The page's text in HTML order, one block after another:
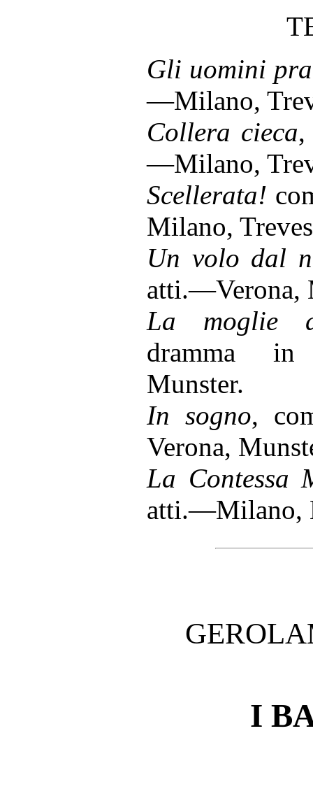
Gli uomini
—Milano,
Collera cieca,
—Milano,
Scellerata!
Milano,
Un volo dal
atti.—Verona,
La moglie
dramma
Munster.
In sogno,
Verona,
La Contessa
atti.—Milano,
I